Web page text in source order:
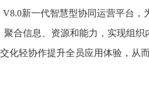
新一代智慧型协同运营平台，
合信息、资源和能力，实现组
轻协作提升全员应用体验，从